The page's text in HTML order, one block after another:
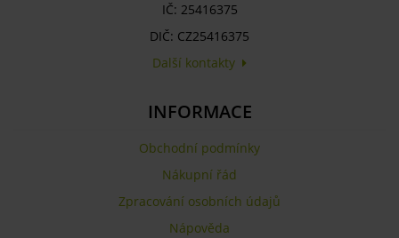
IČ: 25416375
DIČ: CZ25416375
Další kontakty
INFORMACE
Obchodní podmínky
Nákupní řád
Zpracování osobních údajů
Nápověda